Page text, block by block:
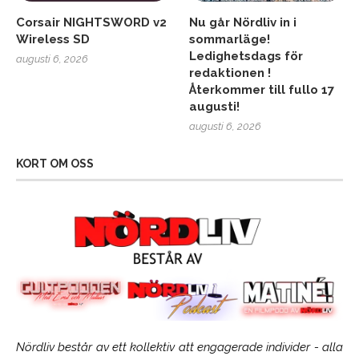
Corsair NIGHTSWORD v2
Wireless SD
augusti 6, 2026
Nu går Nördliv in i
sommarläge!
Ledighetsdags för
redaktionen !
Återkommer till fullo 17
augusti!
augusti 6, 2026
KORT OM OSS
Nördliv består av ett kollektiv att engagerade individer - alla